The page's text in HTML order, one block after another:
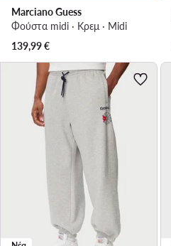
Marciano Guess
Φούστα midi · Κρεμ · Midi
139,99€